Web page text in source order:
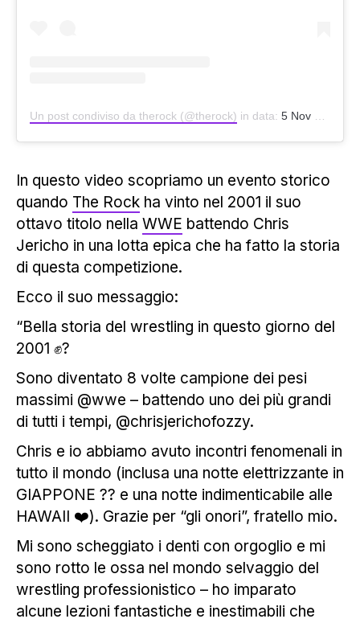
Un post condiviso da therock (@therock) in data: 5 Nov 2020 alle ore 6:14 PST
In questo video scopriamo un evento storico
quando The Rock ha vinto nel 2001 il suo
ottavo titolo nella WWE battendo Chris
Jericho in una lotta epica che ha fatto la storia
di questa competizione.
Ecco il suo messaggio:
“Bella storia del wrestling in questo giorno del
2001 ✊?
Sono diventato 8 volte campione dei pesi
massimi @wwe – battendo uno dei più grandi
di tutti i tempi, @chrisjerichofozzy.
Chris e io abbiamo avuto incontri fenomenali in
tutto il mondo (inclusa una notte elettrizzante in
GIAPPONE ?? e una notte indimenticabile alle
HAWAII ❤️). Grazie per “gli onori”, fratello mio.
Mi sono scheggiato i denti con orgoglio e mi
sono rotto le ossa nel mondo selvaggio del
wrestling professionistico – ho imparato
alcune lezioni fantastiche e inestimabili che